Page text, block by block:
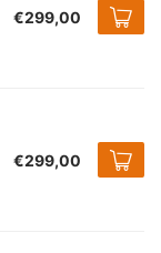
€299,00
€299,00